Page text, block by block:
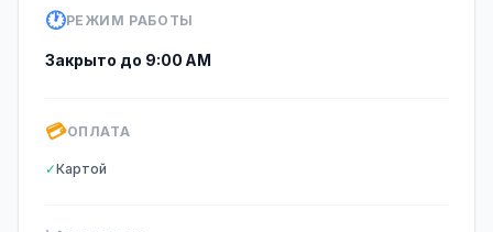
🕐РЕЖИМ РАБОТЫ
Закрыто до 9:00 AM
💳ОПЛАТА
✓Картой